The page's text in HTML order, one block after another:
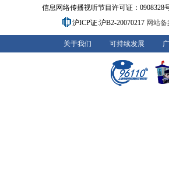
信息网络传播视听节目许可证：0908328
沪ICP证:沪B2-20070217 网站备
关于我们 可持续发展